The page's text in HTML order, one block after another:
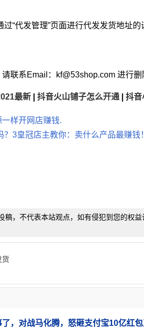
发管理”页面进行代发发货地址的
联系Email：kf@53shop.com 进行删
最新 抖音火山铺子怎么开通 抖音
样开网店赚钱.
3皇冠店主教你：卖什么产品最赚钱！
稿，不代表本站观点，如有侵犯到您的权
货
，对战马化腾，怒砸支付宝10亿红包